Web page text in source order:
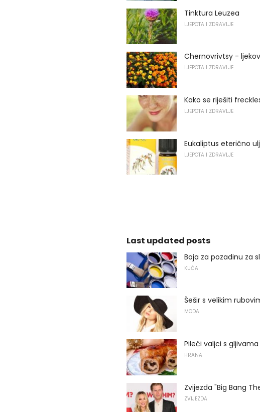
Tinktura Leuzea
LJEPOTA I ZDRAVLJE
Chernovrivtsy -
LJEPOTA I ZDRAVLJE
Kako se riješiti
LJEPOTA I ZDRAVLJE
Eukaliptus eterično
LJEPOTA I ZDRAVLJE
Last updated posts
Boja za pozadinu za
KUĆA
Šešir s velikim
MODA
Pileći valjci s gljivama
HRANA
Zvijezda "Big Bang
ZVIJEZDA